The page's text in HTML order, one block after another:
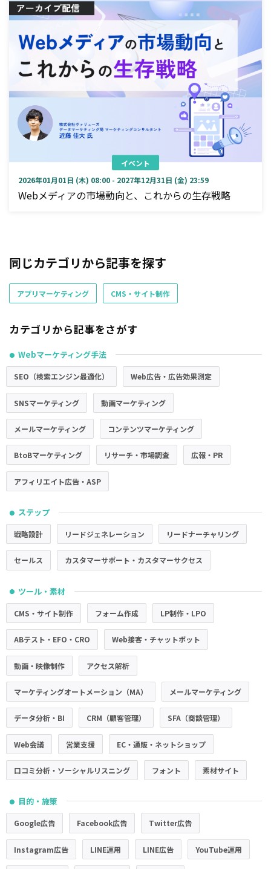
イベント
2026年01月01日 (木) 08:00 - 2027年12月31日 (金) 23:59
Webメディアの市場動向と、これからの生存戦略
同じカテゴリから記事を探す
アプリマーケティング CMS・サイト制作
カテゴリから記事をさがす
● Webマーケティング手法
SEO（検索エンジン最適化） Web広告・広告効果測定
SNSマーケティング 動画マーケティング
メールマーケティング コンテンツマーケティング
BtoBマーケティング リサーチ・市場調査 広報・PR
アフィリエイト広告・ASP
● ステップ
戦略設計 リードジェネレーション リードナーチャリング
セールス カスタマーサポート・カスタマーサクセス
● ツール・素材
CMS・サイト制作 フォーム作成 LP制作・LPO
ABテスト・EFO・CRO Web接客・チャットボット
動画・映像制作 アクセス解析
マーケティングオートメーション（MA） メールマーケティング
データ分析・BI CRM（顧客管理） SFA（商談管理）
Web会議 営業支援 EC・通販・ネットショップ
口コミ分析・ソーシャルリスニング フォント 素材サイト
● 目的・施策
Google広告 Facebook広告 Twitter広告
Instagram広告 LINE運用 LINE広告 YouTube運用